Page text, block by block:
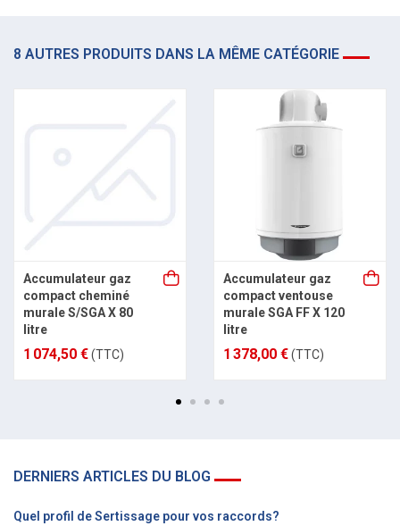
8 AUTRES PRODUITS DANS LA MÊME CATÉGORIE
Accumulateur gaz
compact cheminé
murale S/SGA X 80
litre
1 074,50 €(TTC)
Accumulateur gaz
compact ventouse
murale SGA FF X 120
litre
1 378,00 €(TTC)
DERNIERS ARTICLES DU BLOG
Quel profil de Sertissage pour vos raccords?